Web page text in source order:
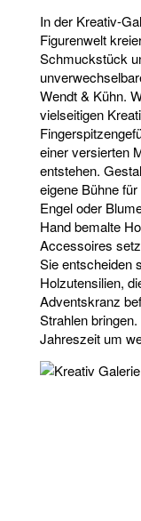
In der Kreativ-
Figurenwelt
Schmuckstück
Wendt & Kühn.
vielseitigen
einer versierten
entstehen.
eigene Bühne
Engel oder
Hand bemalte
Accessoires
Sie entscheiden
Holzutensilien,
Adventskranz
Strahlen
Jahreszeit um